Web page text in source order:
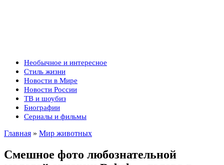
Необычное и интересное
Стиль жизни
Новости в Мире
Новости России
ТВ и шоубиз
Биографии
Сериалы и фильмы
Главная » Мир животных
Смешное фото любознательной